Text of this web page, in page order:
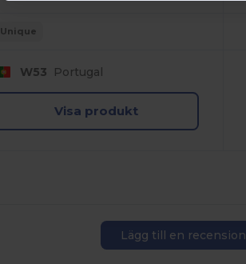
Unique
W53 Portugal
Visa produkt
Lägg till en recension